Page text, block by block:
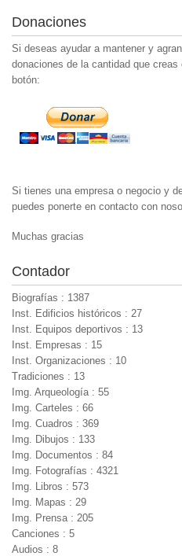
Donaciones
Si deseas ayudar a mantener y
donaciones de la cantidad que
botón:
Si tienes una empresa o negocio y
puedes ponerte en contacto con
Muchas gracias
Contador
Biografías : 1387
Inst. Edificios históricos : 27
Inst. Equipos deportivos : 13
Inst. Empresas : 15
Inst. Organizaciones : 10
Tradiciones : 13
Img. Arqueología : 55
Img. Carteles : 66
Img. Cuadros : 369
Img. Dibujos : 133
Img. Documentos : 84
Img. Fotografías : 4321
Img. Libros : 573
Img. Mapas : 29
Img. Prensa : 205
Canciones : 5
Audios : 8